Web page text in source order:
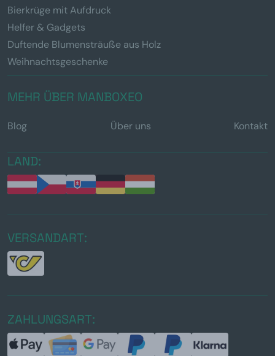
Bierkrüge mit Aufdruck
Helfer & Gadgets
Duftende Blumensträuße aus Holz
Weihnachtsgeschenke
MEHR ÜBER MANBOXEO
Blog Über uns Kontakt
LAND:
VERSANDART:
ZAHLUNGSART: